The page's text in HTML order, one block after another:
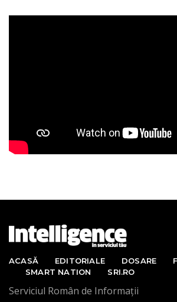
ACASĂ EDITORIALE DOSARE
SMART NATION
SRI.RO
Serviciul Român de Informații